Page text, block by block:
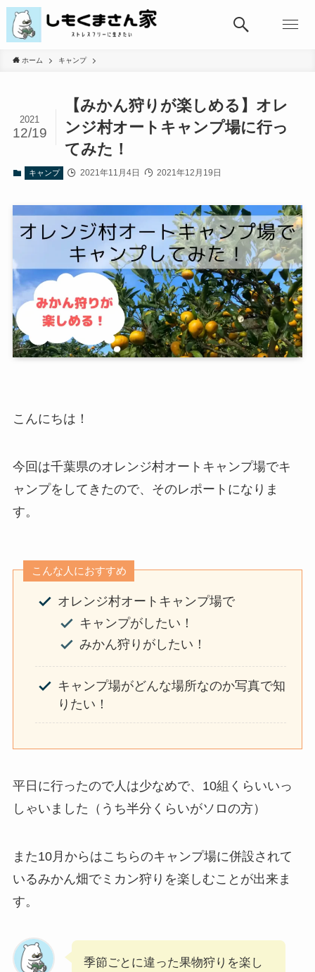
ホーム キャンプ
【みかん狩りが楽しめる】オレ
ンジ村オートキャンプ場に行っ
てみた！
2021
12/19
キャンプ 2021年11月4日 2021年12月19日
こんにちは！
今回は千葉県のオレンジ村オートキャンプ場でキ
ャンプをしてきたので、そのレポートになりま
す。
こんな人におすすめ
オレンジ村オートキャンプ場で
キャンプがしたい！
みかん狩りがしたい！
キャンプ場がどんな場所なのか写真で知
りたい！
平日に行ったので人は少なめで、10組くらいいっ
しゃいました（うち半分くらいがソロの方）
また10月からはこちらのキャンプ場に併設されて
いるみかん畑でミカン狩りを楽しむことが出来ま
す。
季節ごとに違った果物狩りを楽し